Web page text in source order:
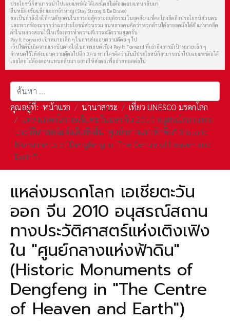
ประโยชน์ก็สามารถนำไปเผยแพร่ต่อได้เลยโดยไม่ต้องตอบแทนกลับมา
ยืนหยัด เข้มแข็ง และกล้าหาญ (Stay Strong & Be Brave)
ขอเป็นกำลังใจให้คนดีทุกคนในการต่อสู้ความอยุติธรรม ในยุคสังคมที่คดโกงยึดถึงประโยชน์ส่วนตน
และพวกฟ้องมากกว่าผลประโยชน์ส่วนรวม จนหลายคนคิดว่าพวกด้านได้อายอดมักได้ดี แต่หากยึด
คำในหลวงสอนไว้ในเรื่องการทำความดีเราจะมีความสุขครับ
Pay It Forward เป้าหมายเล็ก ๆ ในการส่งมอบความดีต่อ ๆ ไป
เว็ปไซต์นี้เกิดจากแรงบันดาลใจในภาพยนต์เรื่อง Pay It Forward ที่เล่าถึงการมีเป้าหมายเล็ก ๆ
กำหนดไว้ให้ส่งมอบความดีต่อไปอีก 3 คน หากใครคิดว่ามันมีประโยชน์ก็สามารถนำไปเผยแพร่ต่อได้
เลยโดยไม่ต้องตอบแทนกลับมา อยากให้ส่งต่อเพื่อถ่ายทอดต่อไป
การค้นหา
คุณอยู่ที่: หน้าแรก นานาสาระ
เที่ยว UNESCO มรดกโลก
แหล่งมรดกโลก เอเชียตะวันออก จีน 2010 อนุสรณ์สถานทาง
ประวัติศาสตร์แห่งเติงเฟิงใน "ศูนย์กลางแห่งฟ้าดิน" (Historic
Monuments of Dengfeng in "The Centre of Heaven and
Earth")
แหล่งมรดกโลก เอเชียตะวัน
ออก จีน 2010 อนุสรณ์สถาน
ทางประวัติศาสตร์แห่งเติงเฟิง
ใน "ศูนย์กลางแห่งฟ้าดิน"
(Historic Monuments of
Dengfeng in "The Centre
of Heaven and Earth")